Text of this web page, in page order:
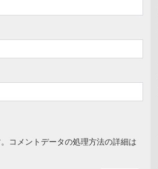
コメントデータの処理方法の詳細は